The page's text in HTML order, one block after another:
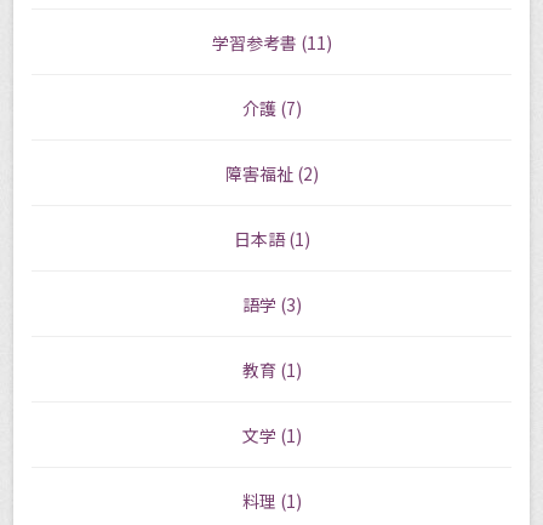
学習参考書 (11)
介護 (7)
障害福祉 (2)
日本語(1)
語学 (3)
教育 (1)
文学 (1)
料理 (1)